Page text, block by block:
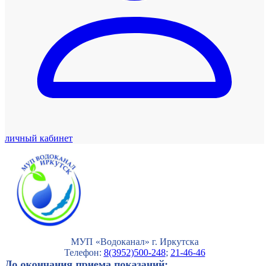
личный кабинет
МУП «Водоканал» г. Иркутска
Телефон: 8(3952)500-248; 21-46-46